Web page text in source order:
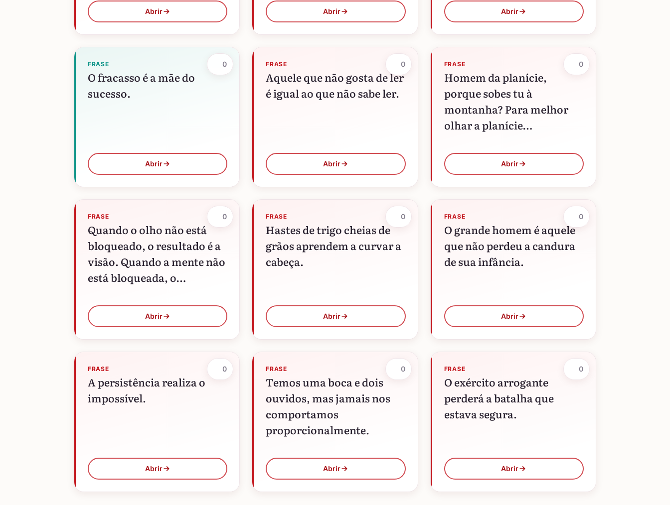
Abrir Abrir Abrir
FRASE
O fracasso é a mãe do
sucesso.
Abrir
0 FRASE
Aquele que não gosta de ler
é igual ao que não sabe ler.
Abrir
0 FRASE
Homem da planície,
porque sobes tu à
montanha? Para melhor
olhar a planície…
Abrir
0
FRASE
Quando o olho não está
bloqueado, o resultado é a
visão. Quando a mente não
está bloqueada, o
quando o espírito não
está…
Abrir
0 FRASE
Hastes de trigo cheias de
grãos aprendem a curvar a
cabeça.
Abrir
0 FRASE
O grande homem é aquele
que não perdeu a candura
de sua infância.
Abrir
0
FRASE
A persistência realiza o
impossível.
Abrir
0 FRASE
Temos uma boca e dois
ouvidos, mas jamais nos
comportamos
proporcionalmente.
Abrir
0 FRASE
O exército arrogante
perderá a batalha que
estava segura.
Abrir
0